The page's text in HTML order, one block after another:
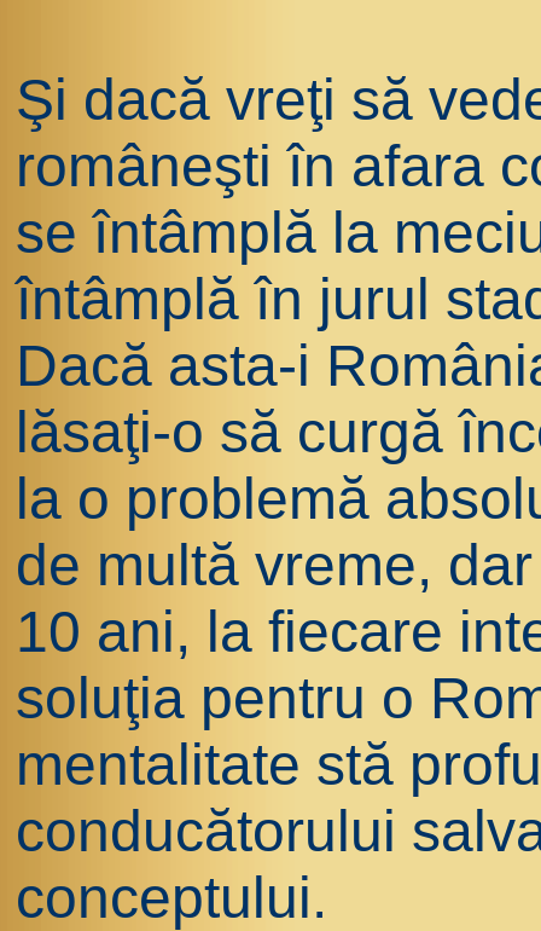
Şi dacă vreţi să
româneşti în afara
se întâmplă la
întâmplă în jurul
Dacă asta-i
lăsaţi-o să curgă
la o problemă
de multă vreme,
10 ani, la fiecare
soluţia pentru o
mentalitate stă
conducătorului
conceptului.